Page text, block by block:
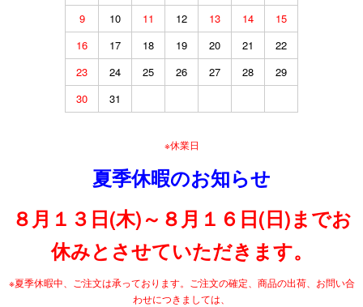
9
10 11 12 13 14
15
16
17 18 19 20 21
22
23
24 25 26 27 28
29
30
31
※休業日
夏季休暇のお知らせ
８月１３日(木)～８月１６日(日)までお
休みとさせていただきます。
※夏季休暇中、ご注文は承っております。ご注文の確定、商品の出荷、お問い合
わせにつきましては、